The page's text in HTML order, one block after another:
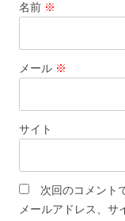
名前 ※
メール ※
サイト
次回のコメント
メールアドレス、サ